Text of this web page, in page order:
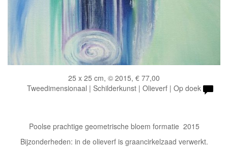
25 x 25 cm, © 2015, € 77,00
Tweedimensionaal | Schilderkunst | Olieverf | Op doek
Poolse prachtige geometrische bloem formatie 2015
Bijzonderheden: in de olieverf is graancirkelzaad verwerkt.